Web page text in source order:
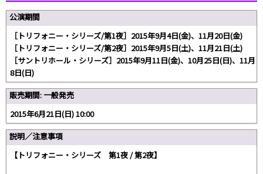
公演期間
［トリフォニー・シリーズ/第1夜］2015年9月4日(金)、11月20日(金)
［トリフォニー・シリーズ/第2夜］2015年9月5日(土)、11月21日(土)
［サントリホール・シリーズ］2015年9月11日(金)、10月25日(日)、11月
8日(日)
販売期間: 一般発売
2015年6月21日(日) 10:00
説明／注意事項
【トリフォニー・シリーズ 第1夜 / 第2夜】